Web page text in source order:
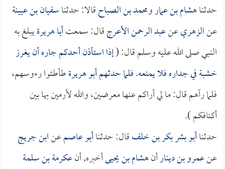
حدثناهشام بن عمارومحمد بن الصباحقالا: حدثناسفيان بن عيينة
عنالزهريعنعبد الرحمن الأعرجقال: سمعتأبا هريرةيبلغ به
النبي صلى الله عليه وسلم قال: (إذا استأذن أحدكم جاره أن يغرز
خشبة في جداره فلا يمنعه. فلما حدثهمأبو هريرةطأطئوا رءوسهم،
فلما رآهم قال: ما لي أراكم عنها معرضين، والله لأرمين بها بين
أكنافكم ).
حدثناأبو بشر بكر بن خلفقال: حدثناأبو عاصمعنابن جريج
عنعمرو بن دينارأنهشام بن يحيىأخبره, أنعكرمة بن سلمة